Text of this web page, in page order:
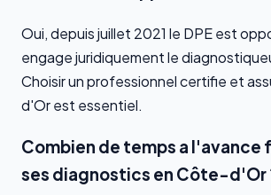
Oui, depuis juillet 2021 le DPE est
engage juridiquement le
Choisir un professionnel certifie et
d'Or est essentiel.
Combien de temps a
ses diagnostics en Côte-d'Or